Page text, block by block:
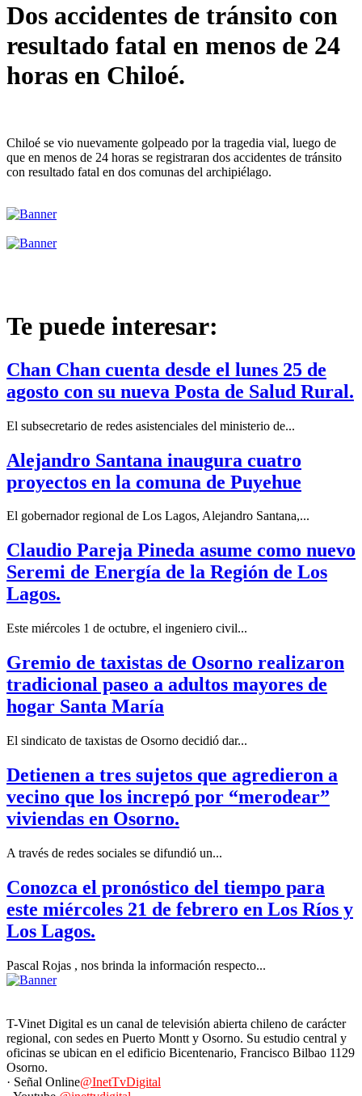
Dos accidentes de tránsito con
resultado fatal en menos de 24
horas en Chiloé.
Chiloé se vio nuevamente golpeado por la tragedia vial, luego de
que en menos de 24 horas se registraran dos accidentes de tránsito
con resultado fatal en dos comunas del archipiélago.
Te puede interesar:
Chan Chan cuenta desde el lunes 25 de
agosto con su nueva Posta de Salud Rural.
El subsecretario de redes asistenciales del ministerio de...
Alejandro Santana inaugura cuatro
proyectos en la comuna de Puyehue
El gobernador regional de Los Lagos, Alejandro Santana,...
Claudio Pareja Pineda asume como nuevo
Seremi de Energía de la Región de Los
Lagos.
Este miércoles 1 de octubre, el ingeniero civil...
Gremio de taxistas de Osorno realizaron
tradicional paseo a adultos mayores de
hogar Santa María
El sindicato de taxistas de Osorno decidió dar...
Detienen a tres sujetos que agredieron a
vecino que los increpó por “merodear”
viviendas en Osorno.
A través de redes sociales se difundió un...
Conozca el pronóstico del tiempo para
este miércoles 21 de febrero en Los Ríos y
Los Lagos.
Pascal Rojas , nos brinda la información respecto...
T-Vinet Digital es un canal de televisión abierta chileno de carácter
regional, con sedes en Puerto Montt y Osorno. Su estudio central y
oficinas se ubican en el edificio Bicentenario, Francisco Bilbao 1129
Osorno.
· Señal Online@InetTvDigital